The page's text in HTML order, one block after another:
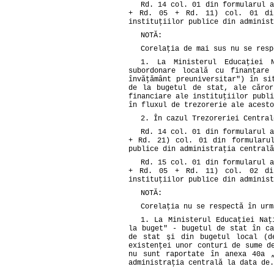
Rd. 14 col. 01 din formularul
+ Rd. 05 + Rd. 11) col. 01
instituţiilor publice din
NOTĂ:
Corelaţia de mai sus nu se
1. La Ministerul
subordonare locală cu
învăţământ preuniversitar") în
de la bugetul de stat, ale
financiare ale instituţiilor
în fluxul de trezorerie ale
2. În cazul Trezoreriei
Rd. 14 col. 01 din formularul
+ Rd. 21) col. 01 din
publice din administraţia
Rd. 15 col. 01 din formularul
+ Rd. 05 + Rd. 11) col. 02
instituţiilor publice din
NOTĂ:
Corelaţia nu se respectă în
1. La Ministerul Educaţiei
la buget" - bugetul de stat în
de stat şi din bugetul local
existenţei unor conturi de sume
nu sunt raportate în anexa
administraţia centrală la data